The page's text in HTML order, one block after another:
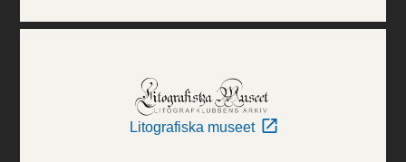
Litografiska museet